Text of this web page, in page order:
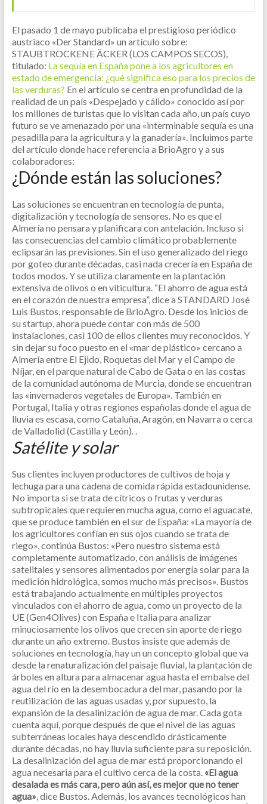
El pasado 1 de mayo publicaba el prestigioso periódico
austriaco «Der Standard» un artículo sobre:
STAUBTROCKENE ÄCKER (LOS CAMPOS SECOS),
titulado: La sequía en España pone a los agricultores en
estado de emergencia: ¿qué significa eso para los precios de
las verduras? En el artículo se centra en profundidad de la
realidad de un país «Despejado y cálido» conocido así por
los millones de turistas que lo visitan cada año, un país cuyo
futuro se ve amenazado por una «interminable sequía es una
pesadilla para la agricultura y la ganadería». Incluimos parte
del artículo donde hace referencia a BrioAgro y a sus
colaboradores:
¿Dónde están las soluciones?
Las soluciones se encuentran en tecnología de punta,
digitalización y tecnología de sensores. No es que el
Almería no pensara y planificara con antelación. Incluso si
las consecuencias del cambio climático probablemente
eclipsarán las previsiones. Sin el uso generalizado del riego
por goteo durante décadas, casi nada crecería en España de
todos modos. Y se utiliza claramente en la plantación
extensiva de olivos o en viticultura. “El ahorro de agua está
en el corazón de nuestra empresa”, dice a STANDARD José
Luis Bustos, responsable de BrioAgro. Desde los inicios de
su startup, ahora puede contar con más de 500
instalaciones, casi 100 de ellos clientes muy reconocidos. Y
sin dejar su foco puesto en el «mar de plástico» cercano a
Almería entre El Ejido, Roquetas del Mar y el Campo de
Níjar, en el parque natural de Cabo de Gata o en las costas
de la comunidad autónoma de Murcia, donde se encuentran
las «invernaderos vegetales de Europa». También en
Portugal, Italia y otras regiones españolas donde el agua de
lluvia es escasa, como Cataluña, Aragón, en Navarra o cerca
de Valladolid (Castilla y León). .
Satélite y solar
Sus clientes incluyen productores de cultivos de hoja y
lechuga para una cadena de comida rápida estadounidense.
No importa si se trata de cítricos o frutas y verduras
subtropicales que requieren mucha agua, como el aguacate,
que se produce también en el sur de España: «La mayoría de
los agricultores confían en sus ojos cuando se trata de
riego», continúa Bustos: «Pero nuestro sistema está
completamente automatizado, con análisis de imágenes
satelitales y sensores alimentados por energía solar para la
medición hidrológica, somos mucho más precisos». Bustos
está trabajando actualmente en múltiples proyectos
vinculados con el ahorro de agua, como un proyecto de la
UE (Gen4Olives) con España e Italia para analizar
minuciosamente los olivos que crecen sin aporte de riego
durante un año extremo. Bustos insiste que además de
soluciones en tecnología, hay un un concepto global que va
desde la renaturalización del paisaje fluvial, la plantación de
árboles en altura para almacenar agua hasta el embalse del
agua del río en la desembocadura del mar, pasando por la
reutilización de las aguas usadas y, por supuesto, la
expansión de la desalinización de agua de mar. Cada gota
cuenta aquí, porque después de que el nivel de las aguas
subterráneas locales haya descendido drásticamente
durante décadas, no hay lluvia suficiente para su reposición.
La desalinización del agua de mar está proporcionando el
agua necesaria para el cultivo cerca de la costa. «El agua
desalada es más cara, pero aún así, es mejor que no tener
agua» , dice Bustos. Además, los avances tecnológicos han